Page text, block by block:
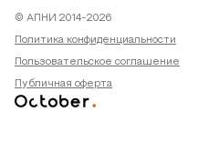
© АПНИ 2014-2026
Политика конфиденциальности
Пользовательское соглашение
Публичная оферта